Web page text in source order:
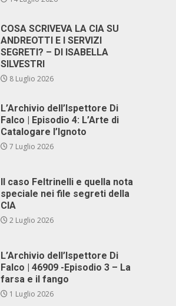
COSA SCRIVEVA LA CIA SU
ANDREOTTI E I SERVIZI
SEGRETI? – DI ISABELLA
SILVESTRI
8 Luglio 2026
L’Archivio dell’Ispettore Di
Falco | Episodio 4: L’Arte di
Catalogare l’Ignoto
7 Luglio 2026
Il caso Feltrinelli e quella nota
speciale nei file segreti della
CIA
2 Luglio 2026
L’Archivio dell’Ispettore Di
Falco | 46909 -Episodio 3 – La
farsa e il fango
1 Luglio 2026